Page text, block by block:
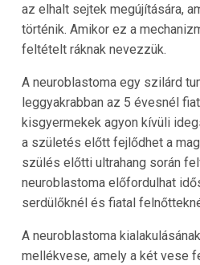
az elhalt sejtek megújítására,
történik. Amikor ez a
feltételt ráknak nevezzük.
A neuroblastoma egy szilárd
leggyakrabban az 5 évesnél
kisgyermekek agyon kívüli
a születés előtt fejlődhet a
szülés előtti ultrahang során
neuroblastoma előfordulhat
serdülőknél és fiatal
A neuroblastoma
mellékvese, amely a két vese